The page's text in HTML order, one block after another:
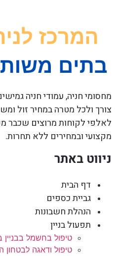
מחסומי חניה, עמודי חניה
צורך ולכל מטרה במחיר זול
לאלפי לקוחות מרוצים שכבר
מקצועי ובמחירים ללא תחרות.
ניווט באתר
דף הבית
גביית כספים
הנהלת חשבונות
תפעול בניין
טיפול בחשמל בבניין
טיפול ודאגה לבטחון